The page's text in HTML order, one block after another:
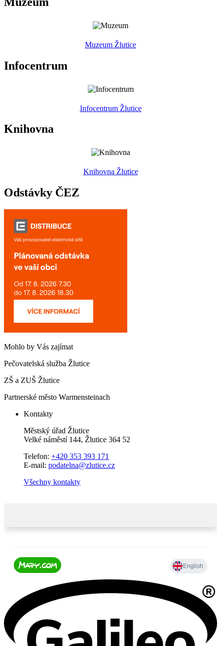
Muzeum Žlutice
Infocentrum
Infocentrum Žlutice
Knihovna
Knihovna Žlutice
Odstávky ČEZ
Mohlo by Vás zajímat
Pečovatelská služba Žlutice
ZŠ a ZUŠ Žlutice
Partnerské město Warmensteinach
Kontakty
Městský úřad Žlutice
Velké náměstí 144, Žlutice 364 52
Telefon: +420 353 393 171
E-mail: podatelna@zlutice.cz
Všechny kontakty